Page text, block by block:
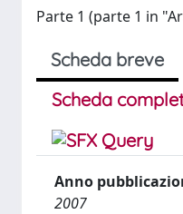
Parte 1 (parte 1 in
Scheda breve
Scheda
Anno
2007